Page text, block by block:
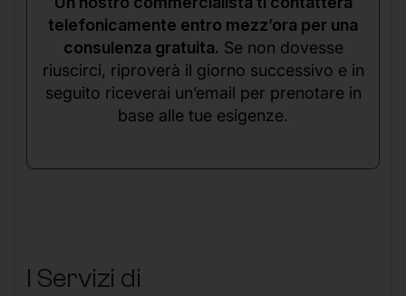
telefonicamente entro mezz’ora per una
consulenza gratuita. Se non dovesse
riuscirci, riproverà il giorno successivo e in
seguito riceverai un’email per prenotare in
base alle tue esigenze.
I Servizi di